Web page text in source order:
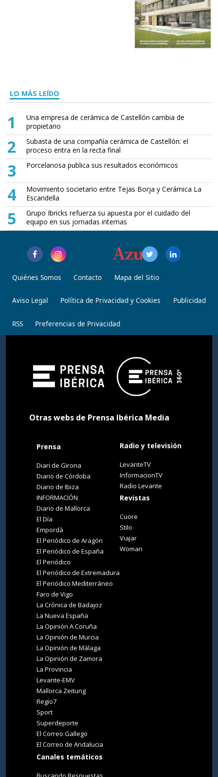
LO MÁS LEÍDO
1
Una empresa de cerámica de Castellón cambia de
propietario
2
Subasta de una compañía cerámica de Castellón: el
proceso entra en la recta final
3 Porcelanosa publica sus resultados económicos
4
Movimiento societario entre Tejas Borja y Cerámica La
Escandella
5
Grupo Ibricks refuerza su apuesta por el cuidado del
equipo en sus jornadas internas
Quiénes Somos Contacto Mapa del Sitio
Aviso Legal Política de Privacidad y Cookies Publicidad
RSS Preferencias de Privacidad
Otras webs de Prensa Ibérica Media
Prensa
Diari de Girona
Diario de Córdoba
Diario de Ibiza
INFORMACIÓN
Diario de Mallorca
El Día
Empordà
El Periódico de Aragón
El Periódico de España
El Periódico
El Periódico de Extremadura
El Periódico Mediterráneo
Faro de Vigo
La Crónica de Badajoz
La Nueva España
La Opinión A Coruña
La Opinión de Murcia
La Opinión de Málaga
La Opinión de Zamora
La Provincia
Levante-EMV
Mallorca Zeitung
Regio7
Sport
Superdeporte
El Correo Gallego
El Correo de Andalucia
Canales temáticos
Radio y televisión
LevanteTV
InformacionTV
Radio Levante
Revistas
Cuore
Stilo
Viajar
Woman